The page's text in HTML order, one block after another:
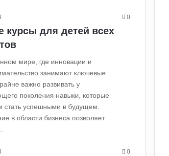
0
курсы для детей всех
мире, где инновации и
занимают ключевые
важно развивать у
поколения навыки, которые
стать успешными в будущем.
в области бизнеса позволяет
0